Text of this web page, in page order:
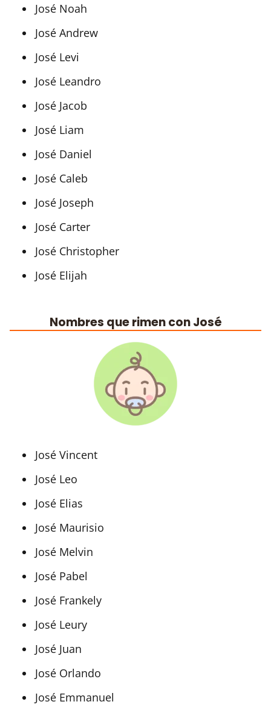
José Noah
José Andrew
José Levi
José Leandro
José Jacob
José Liam
José Daniel
José Caleb
José Joseph
José Carter
José Christopher
José Elijah
Nombres que rimen con José
José Vincent
José Leo
José Elias
José Maurisio
José Melvin
José Pabel
José Frankely
José Leury
José Juan
José Orlando
José Emmanuel